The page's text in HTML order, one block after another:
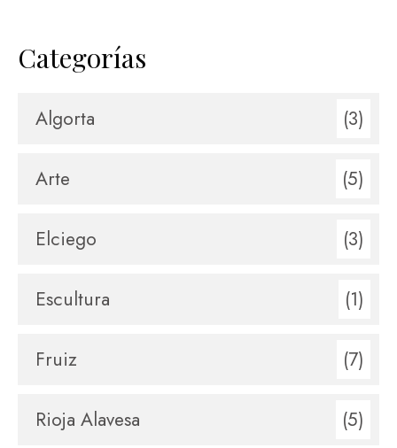
Categorías
Algorta (3)
Arte (5)
Elciego (3)
Escultura (1)
Fruiz (7)
Rioja Alavesa (5)